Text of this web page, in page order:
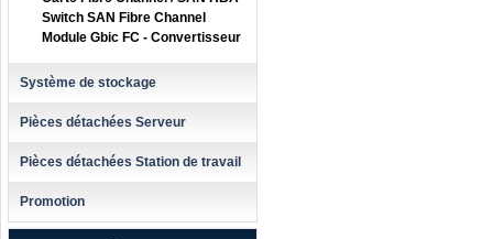
Switch SAN Fibre Channel
Module Gbic FC - Convertisseur
Système de stockage
Pièces détachées Serveur
Pièces détachées Station de travail
Promotion